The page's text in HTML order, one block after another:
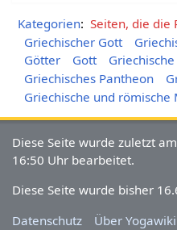
Kategorien: Seiten, die die
Griechischer Gott
Götter
Gott
Griechisches Pantheon
Griechische und römische
Diese Seite wurde zuletzt
16:50 Uhr bearbeitet.
Diese Seite wurde bisher
Datenschutz
Über Yogawiki